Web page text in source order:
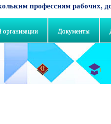
профессиям рабочих,
организации Документы